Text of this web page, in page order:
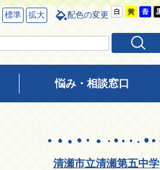
標準 拡大 配色の変更
悩み・相談窓口
清瀬市立清瀬第五中学